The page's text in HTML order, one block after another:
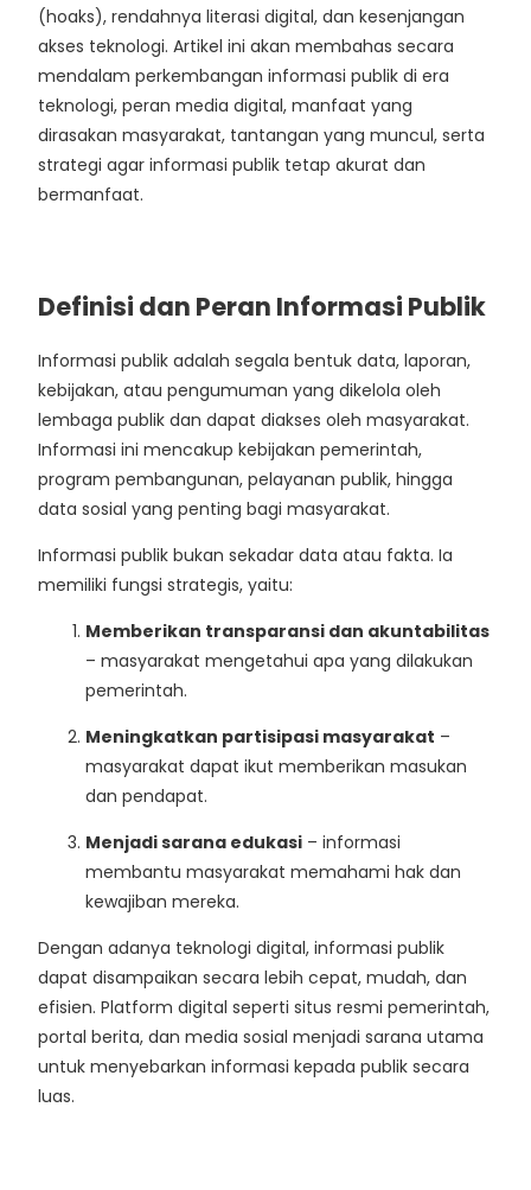
(hoaks), rendahnya literasi digital, dan kesenjangan
akses teknologi. Artikel ini akan membahas secara
mendalam perkembangan informasi publik di era
teknologi, peran media digital, manfaat yang
dirasakan masyarakat, tantangan yang muncul, serta
strategi agar informasi publik tetap akurat dan
bermanfaat.
Definisi dan Peran Informasi Publik
Informasi publik adalah segala bentuk data, laporan,
kebijakan, atau pengumuman yang dikelola oleh
lembaga publik dan dapat diakses oleh masyarakat.
Informasi ini mencakup kebijakan pemerintah,
program pembangunan, pelayanan publik, hingga
data sosial yang penting bagi masyarakat.
Informasi publik bukan sekadar data atau fakta. Ia
memiliki fungsi strategis, yaitu:
Memberikan transparansi dan akuntabilitas
– masyarakat mengetahui apa yang dilakukan
pemerintah.
Meningkatkan partisipasi masyarakat –
masyarakat dapat ikut memberikan masukan
dan pendapat.
Menjadi sarana edukasi – informasi
membantu masyarakat memahami hak dan
kewajiban mereka.
Dengan adanya teknologi digital, informasi publik
dapat disampaikan secara lebih cepat, mudah, dan
efisien. Platform digital seperti situs resmi pemerintah,
portal berita, dan media sosial menjadi sarana utama
untuk menyebarkan informasi kepada publik secara
luas.